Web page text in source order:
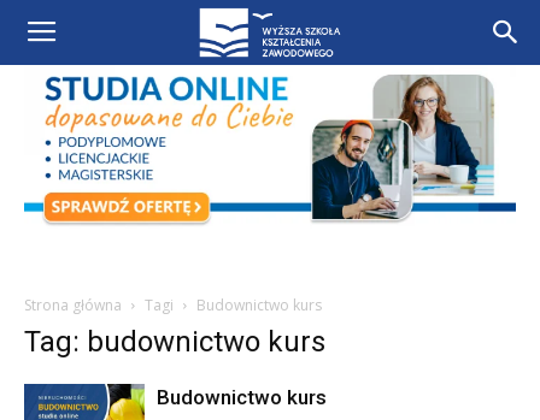
Strona główna Tagi Budownictwo kurs
Tag: budownictwo kurs
Budownictwo kurs